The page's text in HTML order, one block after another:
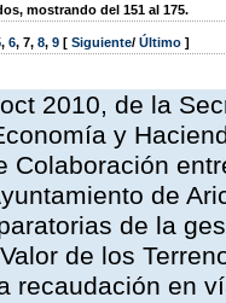
mostrando del 151 al 175.
, 6, 7, 8, 9 [ Siguiente/ Último ]
2010, de la
y
Colaboración
de
de la
de los
recaudación en